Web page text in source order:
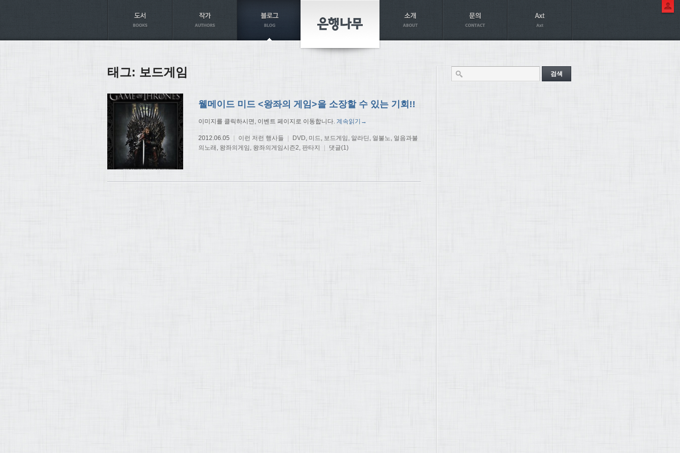
태그: 보드게임
웰메이드 미드 <왕좌의 게임>을 소장할 수 있는 기회!!
이미지를 클릭하시면, 이벤트 페이지로 이동합니다. 계속읽기→
2012.06.05 이런 저런 행사들 DVD, 미드, 보드게임 , 알라딘 , 얼불노, 얼음과불
의노래 , 왕좌의게임 , 왕좌의게임시즌2, 판타지 댓글(1)